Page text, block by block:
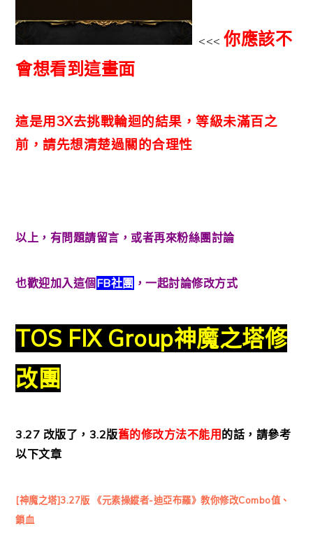
<<<你應該不
會想看到這畫面
這是用3X去挑戰輪迴的結果，等級未滿百之
前，請先想清楚過關的合理性
以上，有問題請留言，或者再來粉絲團討論
也歡迎加入這個 FB社團 ，一起討論修改方式
TOS FIX Group神魔之塔修
改團
3.27 改版了，3.2版舊的修改方法不能用 的話，請參考
以下文章
[神魔之塔]3.27版 《元素操縱者-迪亞布羅》教你修改Combo值、
鎖血